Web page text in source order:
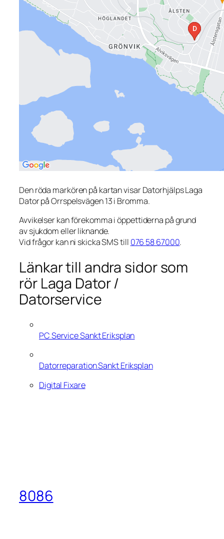
Den röda markören på kartan visar Datorhjälps Laga
Dator på Orrspelsvägen 13 i Bromma.
Avvikelser kan förekomma i öppettiderna på grund
av sjukdom eller liknande.
Vid frågor kan ni skicka SMS till 076 58 67000.
Länkar till andra sidor som
rör Laga Dator /
Datorservice
PC Service Sankt Eriksplan
Datorreparation Sankt Eriksplan
Digital Fixare
8086